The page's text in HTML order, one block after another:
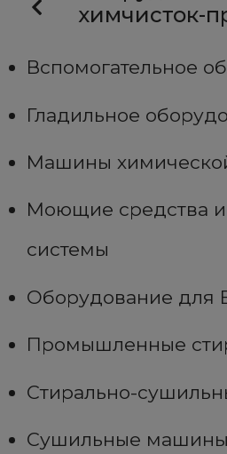
химчисток-
Вспомогательное
Гладильное
Машины
Моющие средства
системы
Оборудование для
Промышленные
Стирально-
Сушильные машины